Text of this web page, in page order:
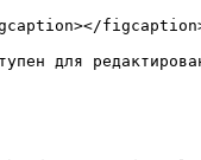
для